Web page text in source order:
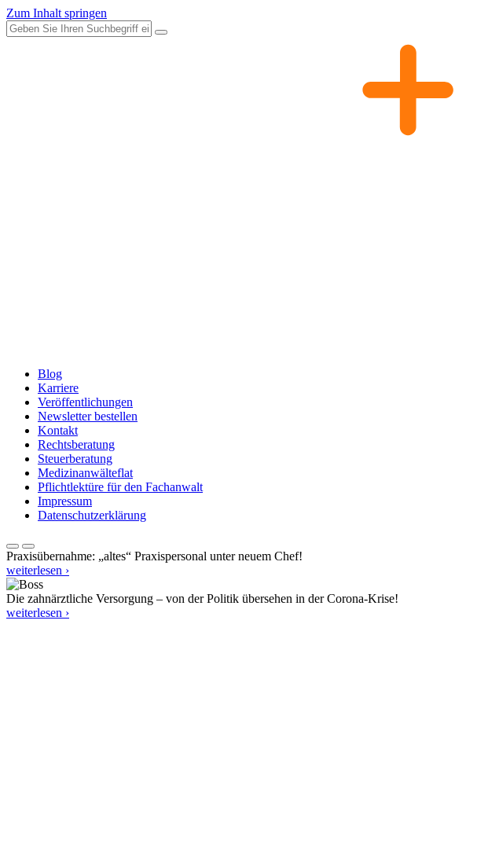
Zum Inhalt springen
Blog
Karriere
Veröffentlichungen
Newsletter bestellen
Kontakt
Rechtsberatung
Steuerberatung
Medizinanwälteflat
Pflichtlektüre für den Fachanwalt
Impressum
Datenschutzerklärung
Praxisübernahme: „altes“ Praxispersonal unter neuem Chef!
weiterlesen ›
Die zahnärztliche Versorgung – von der Politik übersehen in der Corona-Krise!
weiterlesen ›